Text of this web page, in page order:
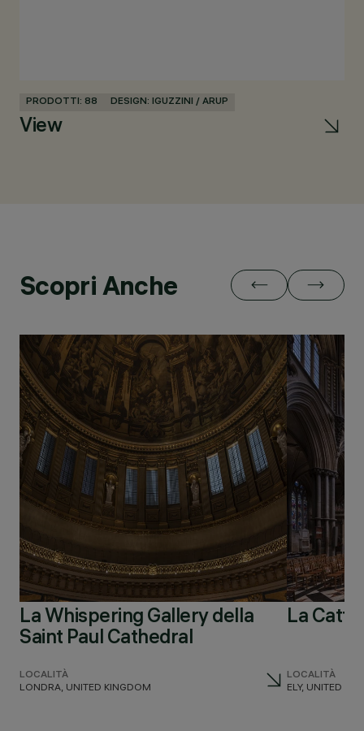
PRODOTTI: 88 DESIGN: IGUZZINI / ARUP
View
Scopri Anche
La Whispering Gallery della
Saint Paul Cathedral
LOCALITÀ
LONDRA, UNITED KINGDOM
La
LOCALITÀ
ELY, UNITED